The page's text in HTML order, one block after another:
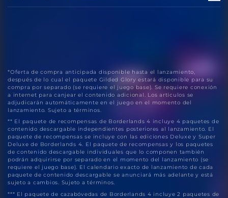
*Oferta de compra anticipada disponible hasta el lanzamiento,
después de lo cual el paquete Gilded Glory estará disponible para su
compra por separado (se requiere el juego base). Se requiere conexión
a internet para canjear el contenido adicional. Los artículos se
adjudicarán automáticamente en el juego en el momento del
lanzamiento. Sujeto a términos.
** El paquete de recompensas de Borderlands 4 incluye 4 paquetes de
contenido descargable independientes posteriores al lanzamiento. El
paquete de recompensas se incluye con las ediciones Deluxe y Super
Deluxe de Borderlands 4. El paquete de recompensas y los paquetes
de contenido descargable individuales que lo componen también
podrán adquirirse por separado en el momento del lanzamiento (se
requiere el juego base). El calendario exacto de lanzamiento de cada
paquete de contenido descargable se anunciará más adelante y está
sujeto a cambios. Sujeto a términos.
*** El paquete de cazabóvedas de Borderlands 4 incluye 2 paquetes de